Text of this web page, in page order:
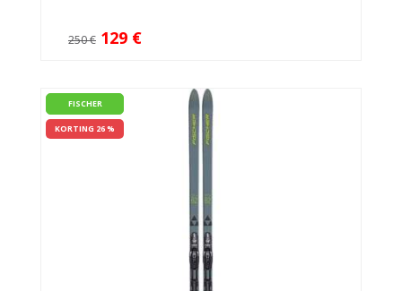
250 € 129 €
FISCHER
KORTING 26 %